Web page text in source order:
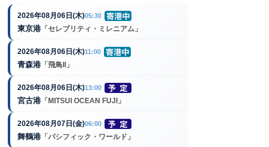
2026年08月06日(木)05:30
東京港 「セレブリティ・ミレニアム」
2026年08月06日(木)11:00
青森港 「飛鳥II」
2026年08月06日(木)13:00
宮古港 「MITSUI OCEAN FUJI」
2026年08月07日(金)06:00
舞鶴港 「パシフィック・ワールド」